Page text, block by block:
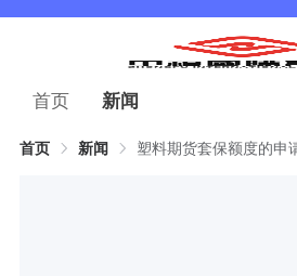
首页 新闻
首页 新闻 塑料期货套保额度的申